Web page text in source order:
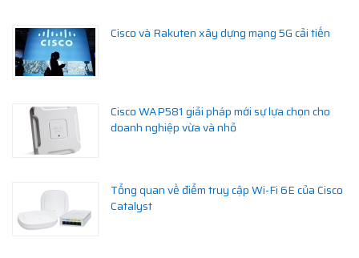
Cisco và Rakuten xây dựng mạng 5G cải tiến
Cisco WAP581 giải pháp mới sự lựa chọn cho
doanh nghiệp vừa và nhỏ
Tổng quan về điểm truy cập Wi-Fi 6E của Cisco
Catalyst